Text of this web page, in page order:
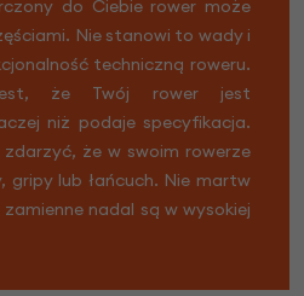
do Ciebie rower może
Nie stanowi to wady i
techniczną roweru.
że Twój rower jest
niż podaje specyfikacja.
że w swoim rowerze
gripy lub łańcuch. Nie martw
nadal są w wysokiej